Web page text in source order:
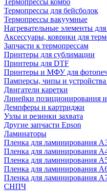
Термопрессы комбо
Термопрессы для бейсболок
Термопрессы вакуумные
Нагревательные элементы
Аксессуары, коврики для
Запчасти к термопрессам
Принтеры для сублимации
Принтеры для DTF
Принтеры и МФУ для
Памперсы, чипы и устройства
Двигатели каретки
Линейки позиционирования
Демпферы и картриджи
Узлы и резинки захвата
Другие запчасти Epson
Ламинаторы
Пленка для ламинирования
Пленка для ламинирования
Пленка для ламинирования
Пленка для ламинирования
Пленка для ламинирования
СНПЧ